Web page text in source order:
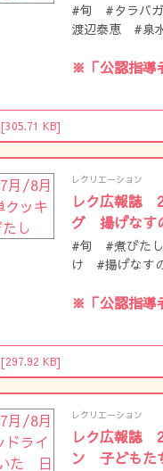
#旬 #タラバ
渡辺泰恵 #泉
※「公認指導
[305.71 KB]
レクリエーション
レク広報誌
グ 揚げなす
#旬 #煮びた
け #揚げなす
※「公認指導
[297.92 KB]
レクリエーション
レク広報誌
ン 子どもた